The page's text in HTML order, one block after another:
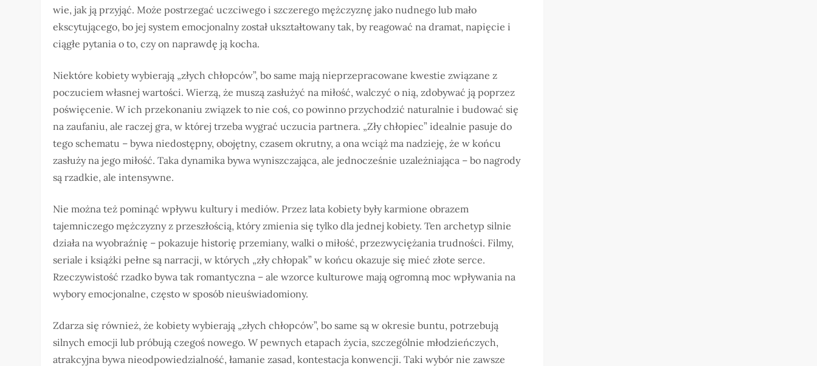
wie, jak ją przyjąć. Może postrzegać uczciwego i szczerego mężczyznę jako nudnego lub mało
ekscytującego, bo jej system emocjonalny został ukształtowany tak, by reagować na dramat, napięcie i
ciągłe pytania o to, czy on naprawdę ją kocha.
Niektóre kobiety wybierają „złych chłopców”, bo same mają nieprzepracowane kwestie związane z
poczuciem własnej wartości. Wierzą, że muszą zasłużyć na miłość, walczyć o nią, zdobywać ją poprzez
poświęcenie. W ich przekonaniu związek to nie coś, co powinno przychodzić naturalnie i budować się
na zaufaniu, ale raczej gra, w której trzeba wygrać uczucia partnera. „Zły chłopiec” idealnie pasuje do
tego schematu – bywa niedostępny, obojętny, czasem okrutny, a ona wciąż ma nadzieję, że w końcu
zasłuży na jego miłość. Taka dynamika bywa wyniszczająca, ale jednocześnie uzależniająca – bo nagrody
są rzadkie, ale intensywne.
Nie można też pominąć wpływu kultury i mediów. Przez lata kobiety były karmione obrazem
tajemniczego mężczyzny z przeszłością, który zmienia się tylko dla jednej kobiety. Ten archetyp silnie
działa na wyobraźnię – pokazuje historię przemiany, walki o miłość, przezwyciężania trudności. Filmy,
seriale i książki pełne są narracji, w których „zły chłopak” w końcu okazuje się mieć złote serce.
Rzeczywistość rzadko bywa tak romantyczna – ale wzorce kulturowe mają ogromną moc wpływania na
wybory emocjonalne, często w sposób nieuświadomiony.
Zdarza się również, że kobiety wybierają „złych chłopców”, bo same są w okresie buntu, potrzebują
silnych emocji lub próbują czegoś nowego. W pewnych etapach życia, szczególnie młodzieńczych,
atrakcyjna bywa nieodpowiedzialność, łamanie zasad, kontestacja konwencji. Taki wybór nie zawsze